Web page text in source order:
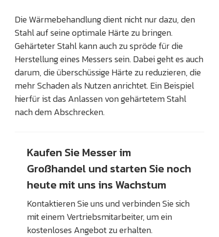
Die Wärmebehandlung dient nicht nur dazu, den
Stahl auf seine optimale Härte zu bringen.
Gehärteter Stahl kann auch zu spröde für die
Herstellung eines Messers sein. Dabei geht es auch
darum, die überschüssige Härte zu reduzieren, die
mehr Schaden als Nutzen anrichtet. Ein Beispiel
hierfür ist das Anlassen von gehärtetem Stahl
nach dem Abschrecken.
Kaufen Sie Messer im
Großhandel und starten Sie noch
heute mit uns ins Wachstum
Kontaktieren Sie uns und verbinden Sie sich
mit einem Vertriebsmitarbeiter, um ein
kostenloses Angebot zu erhalten.